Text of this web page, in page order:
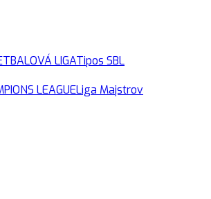
LIGATipos SBL
LEAGUELiga Majstrov